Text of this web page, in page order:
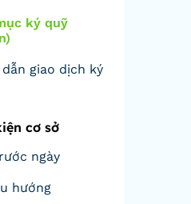
ký quỹ
giao dịch ký
cơ sở
ngày
hướng